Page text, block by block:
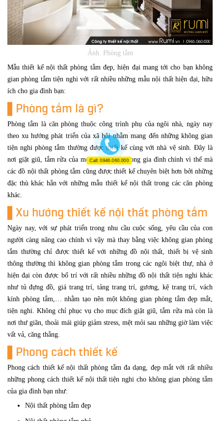
Ảnh. Phòng tắm
Mẫu thiết kế nội thất phòng tắm đẹp, hiện đại mang tới cho bạn không
gian phòng tắm tiện nghi với rất nhiều những mẫu nội thất hiện đại, hữu
ích cho gia đình bạn:
Phòng tắm là gì?
Phòng tắm là căn phòng thuộc công trình phụ của ngôi nhà, ngày nay
theo xu hướng phát triển của xã hội nhằm mang đến những không gian
tiện nghi phòng tắm thường được thiết kế cùng với nhà vệ sinh. Đây là
nơi giặt giũ, tắm rửa của mọi thành viên trong gia đình chính vì thế mà
các đồ nội thất phòng tắm cũng được thiết kế chuyên biệt hơn bởi những
đặc thù khác hẳn với những mẫu thiết kế nội thất trong các căn phòng
khác.
Xu hướng thiết kế nội thất phòng tắm
Ngày nay, với sự phát triển trong nhu cầu cuộc sống, yêu cầu của con
người càng nâng cao chính vì vậy mà thay bằng việc không gian phòng
tắm thường chỉ được thiết kế với những đồ nội thất, thiết bị vệ sinh
thông thường thì không gian phòng tắm trong các ngôi biệt thự, nhà ở
hiện đại còn được bố trí với rất nhiều những đồ nội thất tiện nghi khác
như tủ đựng đồ, giá trang trí, tảng trang trí, gương, kệ trang trí, vách
kính phòng tắm,… nhằm tạo nên một không gian phòng tắm đẹp mắt,
tiện nghi. Không chỉ phục vụ cho mục đích giặt giũ, tắm rửa mà còn là
nơi thư giãn, thoải mái giúp giảm stress, mệt mỏi sau những giờ làm việc
vất vả, căng thẳng.
Phong cách thiết kế
Phong cách thiết kế nội thất phòng tắm đa dạng, đẹp mắt với rất nhiều
những phong cách thiết kế nội thất tiện nghi cho không gian phòng tắm
của gia đình bạn như:
Nội thất phòng tắm đẹp
Call: 0946.060.000